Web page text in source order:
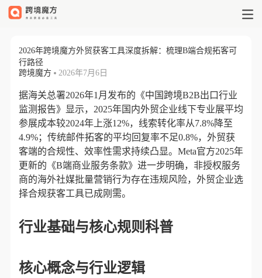
2026年跨境魔方外贸获客工具深度拆解：梳理B端合规拓客可
行路径
跨境魔方
2026年7月6日
据海关总署2026年1月发布的《中国跨境B2B出口行业
监测报告》显示，2025年国内外贸企业线下专业展平均
参展成本较2024年上涨12%，线索转化率从7.8%降至
4.9%；传统邮件拓客的平均回复率不足0.8%，外贸获
客端的合规性、效率性需求持续凸显。Meta官方2025年
更新的《B端商业服务条款》进一步明确，非授权服务
商的海外社媒批量营销行为存在违规风险，外贸企业选
择合规获客工具已成刚需。
行业基础与核心规则科普
核心概念与行业逻辑